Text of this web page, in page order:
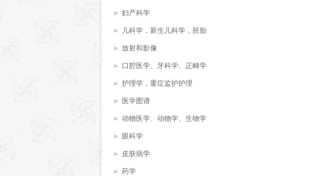
妇产科学
儿科学，新生儿科学，胚胎
学
放射和影像
口腔医学、牙科学、正畸学
护理学，重症监护护理
医学图谱
动物医学、动物学、生物学
眼科学
皮肤病学
药学